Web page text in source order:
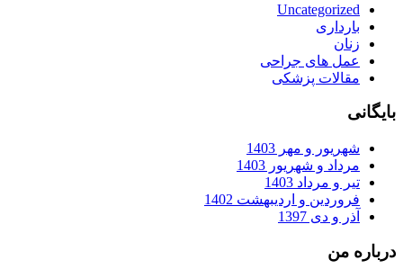
Uncategorized
بارداری
زنان
عمل های جراحی
مقالات پزشکی
بایگانی
شهریور و مهر 1403
مرداد و شهریور 1403
تیر و مرداد 1403
فروردین و اردیبهشت 1402
آذر و دی 1397
درباره من